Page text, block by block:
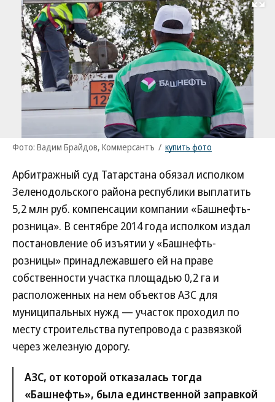
Развернуть
Фото: Вадим Брайдов, Коммерсантъ / купить фото
Арбитражный суд Татарстана обязал исполком
Зеленодольского района республики выплатить
5,2 млн руб. компенсации компании «Башнефть-
розница». В сентябре 2014 года исполком издал
постановление об изъятии у «Башнефть-
розницы» принадлежавшего ей на праве
собственности участка площадью 0,2 га и
расположенных на нем объектов АЗС для
муниципальных нужд — участок проходил по
месту строительства путепровода с развязкой
через железную дорогу.
АЗС, от которой отказалась тогда
«Башнефть», была единственной заправкой